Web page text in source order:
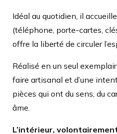
Idéal au quotidien, il
(téléphone, porte-cartes,
offre la liberté de circuler
Réalisé en un seul
faire artisanal et d’une
pièces qui ont du sens, du
âme.
L’intérieur,